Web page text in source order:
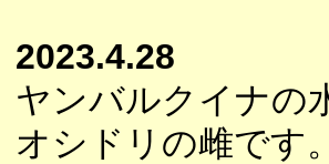
2023.4.28
ヤンバルクイナの
オシドリの雌です。